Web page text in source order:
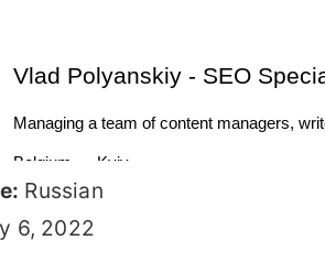
Russian
6, 2022